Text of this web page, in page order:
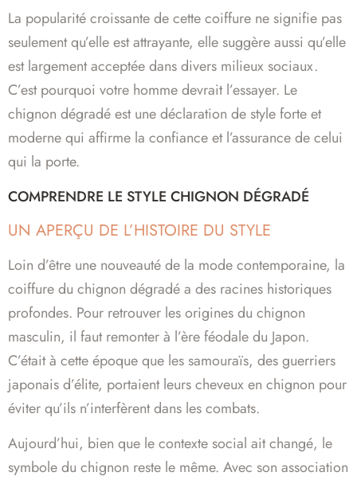
La popularité croissante de cette coiffure ne signifie pas
seulement qu’elle est attrayante, elle suggère aussi qu’elle
est largement acceptée dans divers milieux sociaux.
C’est pourquoi votre homme devrait l’essayer. Le
chignon dégradé est une déclaration de style forte et
moderne qui affirme la confiance et l’assurance de celui
qui la porte.
COMPRENDRE LE STYLE CHIGNON DÉGRADÉ
UN APERÇU DE L’HISTOIRE DU STYLE
Loin d’être une nouveauté de la mode contemporaine, la
coiffure du chignon dégradé a des racines historiques
profondes. Pour retrouver les origines du chignon
masculin, il faut remonter à l’ère féodale du Japon.
C’était à cette époque que les samouraïs, des guerriers
japonais d’élite, portaient leurs cheveux en chignon pour
éviter qu’ils n’interfèrent dans les combats.
Aujourd’hui, bien que le contexte social ait changé, le
symbole du chignon reste le même. Avec son association